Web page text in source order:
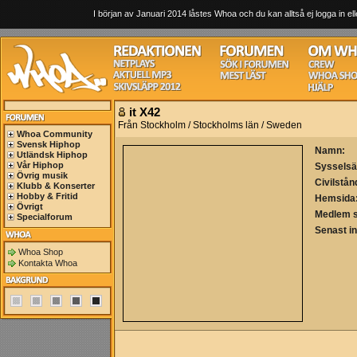
I början av Januari 2014 låstes Whoa och du kan alltså ej logga in
Whoa Community
Svensk Hiphop
Utländsk Hiphop
Vår Hiphop
Övrig musik
Klubb & Konserter
Hobby & Fritid
Övrigt
Specialforum
Whoa Shop
Kontakta Whoa
it X42
Från Stockholm / Stockholms län / Sweden
Namn:
Medlem
Senast